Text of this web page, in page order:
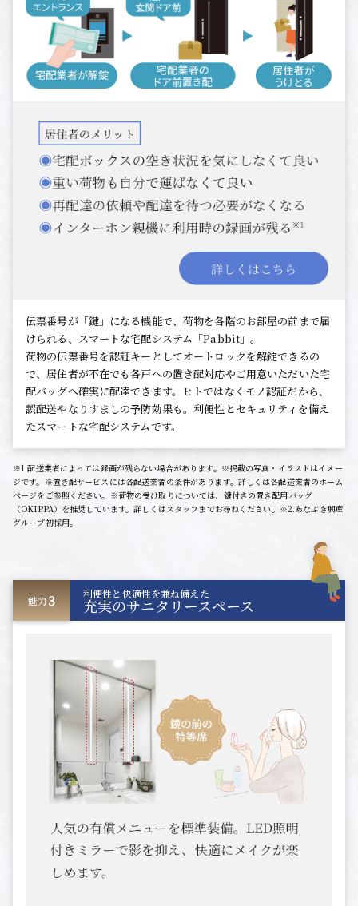
伝票番号が「鍵」になる機能で、荷物を各階のお部屋の前まで届
けられる、スマートな宅配システム「Pabbit」。
荷物の伝票番号を認証キーとしてオートロックを解錠できるの
で、居住者が不在でも各戸への置き配対応やご用意いただいた宅
配バッグへ確実に配達できます。ヒトではなくモノ認証だから、
誤配送やなりすましの予防効果も。利便性とセキュリティを備え
たスマートな宅配システムです。
※1.配送業者によっては録画が残らない場合があります。※掲載の写真・イラストはイメー
ジです。※置き配サービスには各配送業者の条件があります。詳しくは各配送業者のホーム
ページをご参照ください。※荷物の受け取りについては、鍵付きの置き配用バッグ
（OKIPPA）を推奨しています。詳しくはスタッフまでお尋ねください。※2.あなぶき興産
グループ初採用。
魅力3 利便性と快適性を兼ね備えた
充実のサニタリースペース